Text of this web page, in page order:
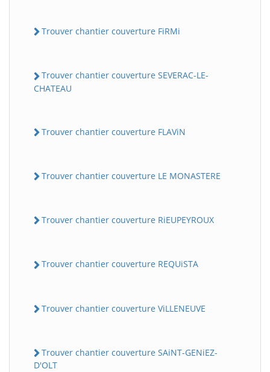
Trouver chantier couverture FiRMi
Trouver chantier couverture SEVERAC-LE-
CHATEAU
Trouver chantier couverture FLAViN
Trouver chantier couverture LE MONASTERE
Trouver chantier couverture RiEUPEYROUX
Trouver chantier couverture REQUiSTA
Trouver chantier couverture ViLLENEUVE
Trouver chantier couverture SAiNT-GENiEZ-
D'OLT